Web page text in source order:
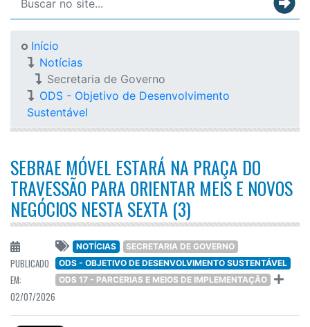
Início
Notícias
Secretaria de Governo
ODS - Objetivo de Desenvolvimento
Sustentável
SEBRAE MÓVEL ESTARÁ NA PRAÇA DO
TRAVESSÃO PARA ORIENTAR MEIS E NOVOS
NEGÓCIOS NESTA SEXTA (3)
PUBLICADO
EM:
02/07/2026
NOTÍCIAS
SECRETARIA DE GOVERNO
ODS - OBJETIVO DE DESENVOLVIMENTO SUSTENTÁVEL
ODS 17 - PARCERIAS E MEIOS DE IMPLEMENTAÇÃO